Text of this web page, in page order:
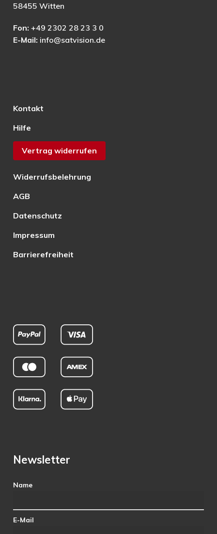
58455 Witten
Fon: +49 2302 28 23 3 0
E-Mail: info@satvision.de
Kontakt
Hilfe
Vertrag widerrufen
Widerrufsbelehrung
AGB
Datenschutz
Impressum
Barrierefreiheit
Newsletter
Name
E-Mail